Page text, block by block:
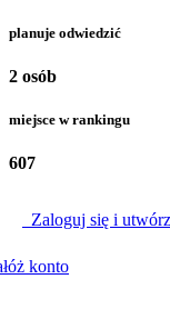
planuje odwiedzić
2 osób
miejsce w rankingu
607
Zaloguj się i
konto